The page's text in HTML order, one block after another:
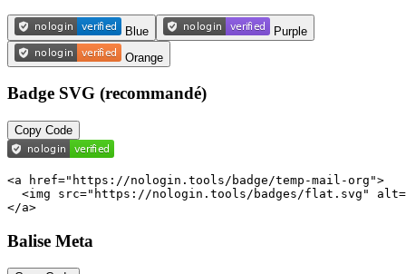
Blue
Purple
Orange
Badge SVG (recommandé)
Copy Code
<a href="https://nologin.tools/badge/temp-mail-org">
<img src="https://nologin.tools/badges/flat.svg"
</a>
Balise Meta